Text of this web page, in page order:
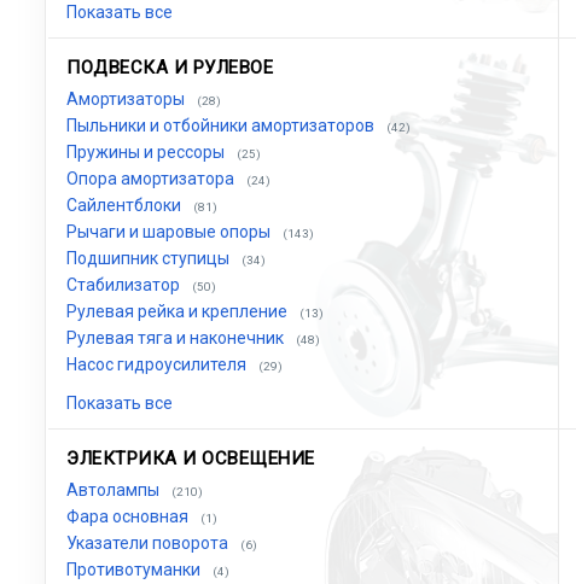
Показать все
ПОДВЕСКА И РУЛЕВОЕ
Амортизаторы (28)
Пыльники и отбойники амортизаторов (42)
Пружины и рессоры (25)
Опора амортизатора (24)
Сайлентблоки (81)
Рычаги и шаровые опоры (143)
Подшипник ступицы (34)
Стабилизатор (50)
Рулевая рейка и крепление (13)
Рулевая тяга и наконечник (48)
Насос гидроусилителя (29)
Показать все
ЭЛЕКТРИКА И ОСВЕЩЕНИЕ
Автолампы (210)
Фара основная (1)
Указатели поворота (6)
Противотуманки (4)